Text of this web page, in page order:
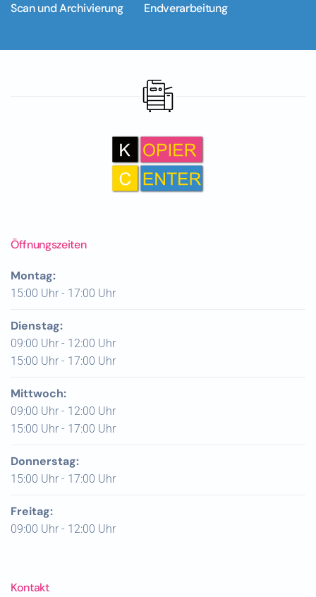
Scan und Archivierung Endverarbeitung
Öffnungszeiten
Montag:
15:00 Uhr - 17:00 Uhr
Dienstag:
09:00 Uhr - 12:00 Uhr
15:00 Uhr - 17:00 Uhr
Mittwoch:
09:00 Uhr - 12:00 Uhr
15:00 Uhr - 17:00 Uhr
Donnerstag:
15:00 Uhr - 17:00 Uhr
Freitag:
09:00 Uhr - 12:00 Uhr
Kontakt